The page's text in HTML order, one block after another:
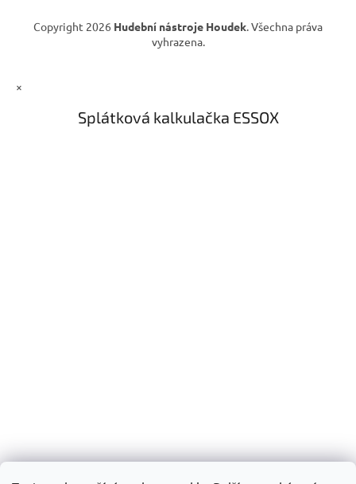
p
i
Copyright 2026 Hudební nástroje Houdek. Všechna práva
vyhrazena.
×
Splátková kalkulačka ESSOX